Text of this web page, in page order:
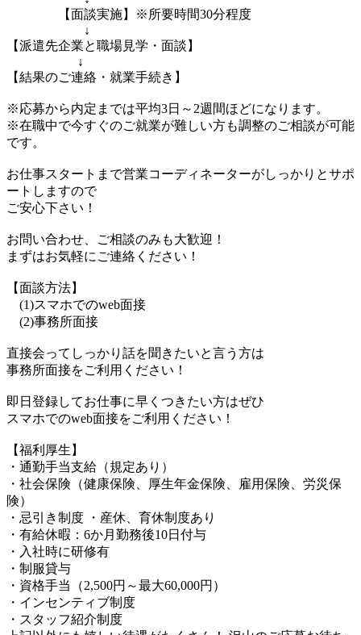
【面談実施】※所要時間30分程度
↓
【派遣先企業と職場見学・面談】
↓
【結果のご連絡・就業手続き】
※応募から内定までは平均3日～2週間ほどになります。
※在職中で今すぐのご就業が難しい方も調整のご相談が可能
です。
お仕事スタートまで営業コーディネーターがしっかりとサポ
ートしますので
ご安心下さい！
お問い合わせ、ご相談のみも大歓迎！
まずはお気軽にご連絡ください！
【面談方法】
(1)スマホでのweb面接
(2)事務所面接
直接会ってしっかり話を聞きたいと言う方は
事務所面接をご利用ください！
即日登録してお仕事に早くつきたい方はぜひ
スマホでのweb面接をご利用ください！
【福利厚生】
・通勤手当支給（規定あり）
・社会保険（健康保険、厚生年金保険、雇用保険、労災保
険）
・忌引き制度 ・産休、育休制度あり
・有給休暇：6か月勤務後10日付与
・入社時に研修有
・制服貸与
・資格手当（2,500円～最大60,000円）
・インセンティブ制度
・スタッフ紹介制度